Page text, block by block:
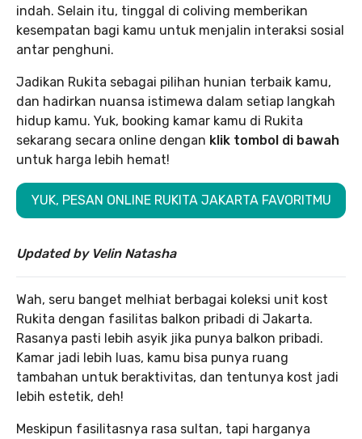
indah. Selain itu, tinggal di coliving memberikan
kesempatan bagi kamu untuk menjalin interaksi sosial
antar penghuni.
Jadikan Rukita sebagai pilihan hunian terbaik kamu,
dan hadirkan nuansa istimewa dalam setiap langkah
hidup kamu. Yuk, booking kamar kamu di Rukita
sekarang secara online dengan klik tombol di bawah
untuk harga lebih hemat!
YUK, PESAN ONLINE RUKITA JAKARTA FAVORITMU
Updated by Velin Natasha
Wah, seru banget melhiat berbagai koleksi unit kost
Rukita dengan fasilitas balkon pribadi di Jakarta.
Rasanya pasti lebih asyik jika punya balkon pribadi.
Kamar jadi lebih luas, kamu bisa punya ruang
tambahan untuk beraktivitas, dan tentunya kost jadi
lebih estetik, deh!
Meskipun fasilitasnya rasa sultan, tapi harganya